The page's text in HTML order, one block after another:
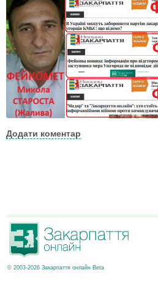
Додати коментар
© 2003-2026 Закарпаття онлайн Beta